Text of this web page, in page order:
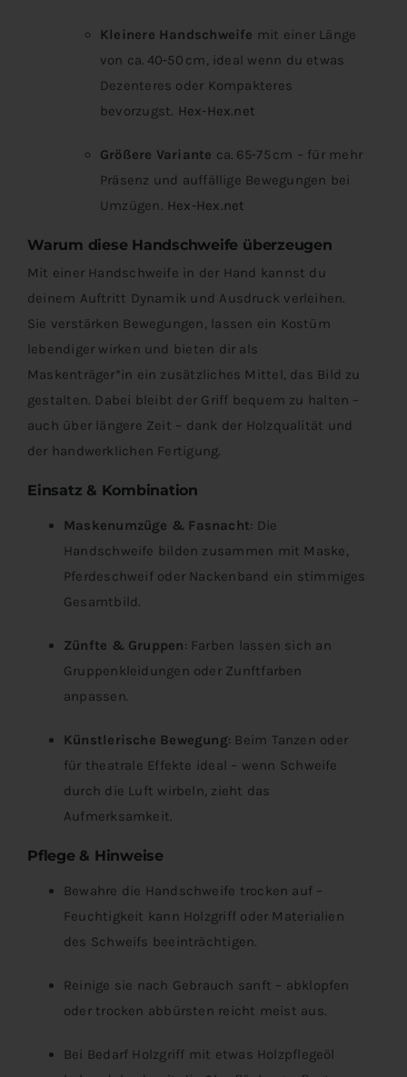
Kleinere Handschweife mit einer Länge
von ca. 40‑50 cm, ideal wenn du etwas
Dezenteres oder Kompakteres
bevorzugst. Hex-Hex.net
Größere Variante ca. 65‑75 cm – für mehr
Präsenz und auffällige Bewegungen bei
Umzügen. Hex-Hex.net
Warum diese Handschweife überzeugen
Mit einer Handschweife in der Hand kannst du
deinem Auftritt Dynamik und Ausdruck verleihen.
Sie verstärken Bewegungen, lassen ein Kostüm
lebendiger wirken und bieten dir als
Maskenträger*in ein zusätzliches Mittel, das Bild zu
gestalten. Dabei bleibt der Griff bequem zu halten –
auch über längere Zeit – dank der Holzqualität und
der handwerklichen Fertigung.
Einsatz & Kombination
Maskenumzüge & Fasnacht: Die
Handschweife bilden zusammen mit Maske,
Pferdeschweif oder Nackenband ein stimmiges
Gesamtbild.
Zünfte & Gruppen: Farben lassen sich an
Gruppenkleidungen oder Zunftfarben
anpassen.
Künstlerische Bewegung: Beim Tanzen oder
für theatrale Effekte ideal – wenn Schweife
durch die Luft wirbeln, zieht das
Aufmerksamkeit.
Pflege & Hinweise
Bewahre die Handschweife trocken auf –
Feuchtigkeit kann Holzgriff oder Materialien
des Schweifs beeinträchtigen.
Reinige sie nach Gebrauch sanft – abklopfen
oder trocken abbürsten reicht meist aus.
Bei Bedarf Holzgriff mit etwas Holzpflegeöl